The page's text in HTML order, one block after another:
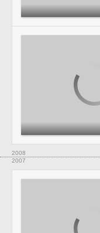
2008
2007